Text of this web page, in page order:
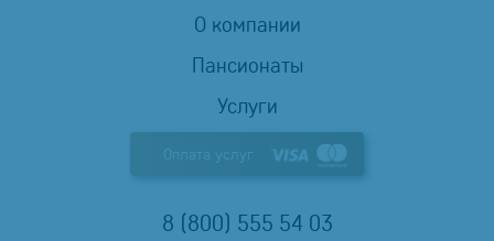
Пансионаты
Услуги
О компании
Оплата услуг
8 (800) 555 54 03